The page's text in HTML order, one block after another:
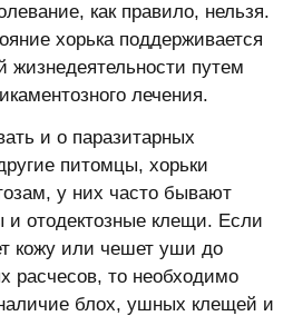
как правило, нельзя.
хорька поддерживается
жизнедеятельности путем
лечения.
и о паразитарных
питомцы, хорьки
у них часто бывают
отодектозные клещи. Если
кожу или чешет уши до
расчесов, то необходимо
блох, ушных клещей и